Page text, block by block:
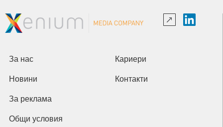
За нас Кариери
Новини Контакти
За реклама
Общи условия